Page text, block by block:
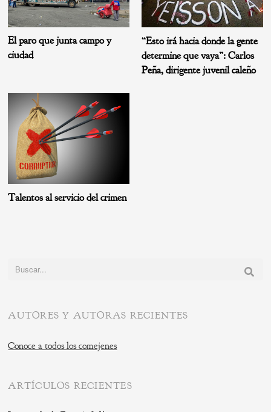
El paro que junta campo y
ciudad
“Esto irá hacia donde la gente
determine que vaya”: Carlos
Peña, dirigente juvenil caleño
Talentos al servicio del crimen
Buscar:
AUTORES Y AUTORAS RECIENTES
Conoce a todos los comejenes
ARTÍCULOS RECIENTES